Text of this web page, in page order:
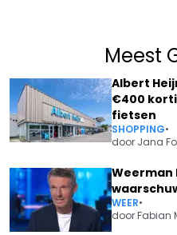
Meest
Albert
€400
fietsen
SHOPPING•
door Jana
Weerman
WEER•
doorFabian